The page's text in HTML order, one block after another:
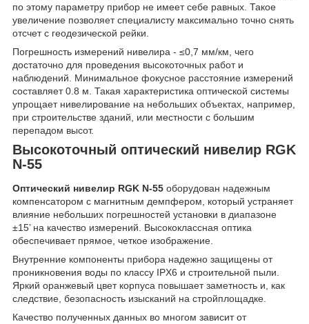
по этому параметру прибор не имеет себе равных. Такое
увеличение позволяет специалисту максимально точно снять
отсчет с геодезической рейки.
Погрешность измерений нивелира - ≤0,7 мм/км, чего
достаточно для проведения высокоточных работ и
наблюдений. Минимальное фокусное расстояние измерений
составляет 0.8 м. Такая характеристика оптической системы
упрощает нивелирование на небольших объектах, например,
при строительстве зданий, или местности с большим
перепадом высот.
Высокоточный оптический нивелир RGK
N-55
Оптический нивелир RGK N-55 оборудован надежным
компенсатором с магнитным демпфером, который устраняет
влияние небольших погрешностей установки в диапазоне
±15’ на качество измерений. Высококлассная оптика
обеспечивает прямое, четкое изображение.
Внутренние компоненты прибора надежно защищены от
проникновения воды по классу IPX6 и строительной пыли.
Яркий оранжевый цвет корпуса повышает заметность и, как
следствие, безопасность изысканий на стройплощадке.
Качество полученных данных во многом зависит от